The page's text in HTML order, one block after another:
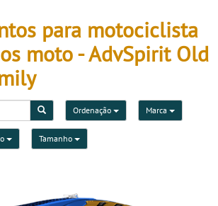
para motociclista
moto - AdvSpirit Old
Ordenação Marca
Tamanho